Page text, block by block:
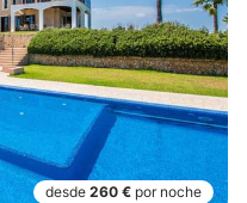
desde 260 € por noche